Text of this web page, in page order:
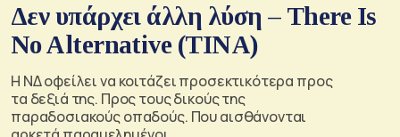
Δεν υπάρχει άλλη λύση – There Is
No Alternative (TINA)
H ΝΔ οφείλει να κοιτάζει προσεκτικότερα προς
τα δεξιά της. Προς τους δικούς της
παραδοσιακούς οπαδούς. Που αισθάνονται